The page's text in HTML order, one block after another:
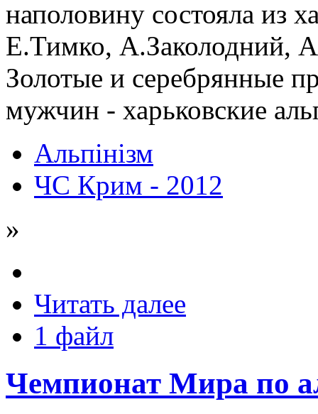
наполовину состояла из
Е.Тимко, А.Заколодний,
Золотые и серебрянные
мужчин - харьковские
Альпінізм
ЧС Крим - 2012
»
Читать далее
1 файл
Чемпионат Мира по